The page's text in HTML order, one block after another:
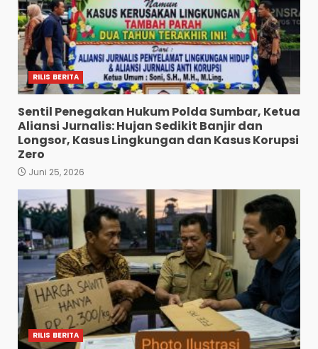
RILIS BERITA
Sentil Penegakan Hukum Polda Sumbar, Ketua
Aliansi Jurnalis: Hujan Sedikit Banjir dan
Longsor, Kasus Lingkungan dan Kasus Korupsi
Zero
Juni 25, 2026
RILIS BERITA